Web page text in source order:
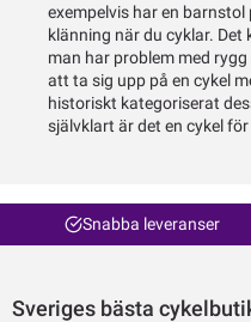
exempelvis har en barnstol
klänning när du cyklar.
man har problem med
att ta sig upp på en cykel
historiskt kategoriserat
självklart är det en cykel
Snabba leveranser
Sveriges bästa